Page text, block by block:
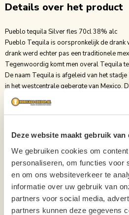
Deze website maakt gebruik van
We gebruiken cookies om
personaliseren, om functies voor
en om ons websiteverkeer te
informatie over uw gebruik van
partners voor social media,
partners kunnen deze gegevens
Details over het product
Pueblo tequila Silver fles 70cl 38% alc
Pueblo Tequila is oorspronkelijk de drank
drank werd echter pas een traditionele
Tegenwoordig komt men overal Tequila
De naam Tequila is afgeleid van het
in het westcentrale gebergte van Mexico.
midden van de kleine heuvels die zijn
steen. Hier groeit de agave plant op de
en kenmerkende geur. Puur of met iets
drinken. Als basis voor een heerlijke
Inhoud
70cl
Soort